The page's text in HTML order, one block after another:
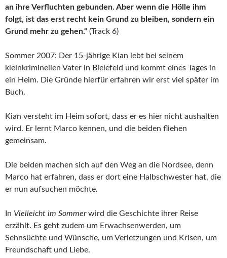
an ihre Verfluchten gebunden. Aber wenn die Hölle ihm
folgt, ist das erst recht kein Grund zu bleiben, sondern ein
Grund mehr zu gehen.“ (Track 6)
Sommer 2007: Der 15-jährige Kian lebt bei seinem
kleinkriminellen Vater in Bielefeld und kommt eines Tages in
ein Heim. Die Gründe hierfür erfahren wir erst viel später im
Buch.
Kian versteht im Heim sofort, dass er es hier nicht aushalten
wird. Er lernt Marco kennen, und die beiden fliehen
gemeinsam.
Die beiden machen sich auf den Weg an die Nordsee, denn
Marco hat erfahren, dass er dort eine Halbschwester hat, die
er nun aufsuchen möchte.
In Vielleicht im Sommerwird die Geschichte ihrer Reise
erzählt. Es geht zudem um Erwachsenwerden, um
Sehnsüchte und Wünsche, um Verletzungen und Krisen, um
Freundschaft und Liebe.